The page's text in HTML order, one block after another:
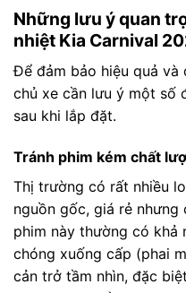
Những lưu ý quan
nhiệt Kia Carnival
Để đảm bảo hiệu quả và
chủ xe cần lưu ý một số
sau khi lắp đặt.
Tránh phim kém chất
Thị trường có rất nhiều
nguồn gốc, giá rẻ
phim này thường có khả
chóng xuống cấp (phai
cản trở tầm nhìn, đặc